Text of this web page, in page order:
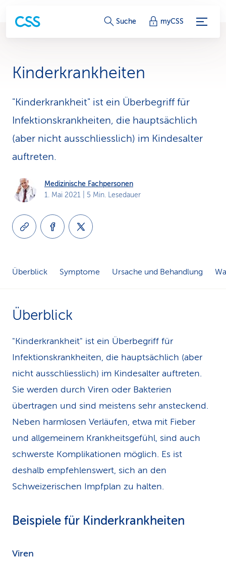
S
i
c
e
L
i
Suche myCSS
Kinderkrankheiten
"Kinderkrankheit" ist ein Überbegriff für
Infektionskrankheiten, die hauptsächlich
(aber nicht ausschliesslich) im Kindesalter
auftreten.
Medizinische Fachpersonen
1. Mai 2021 | 5 Min. Lesedauer
Überblick Symptome Ursache und Behandlung
Überblick
"Kinderkrankheit" ist ein Überbegriff für
Infektionskrankheiten, die hauptsächlich (aber
nicht ausschliesslich) im Kindesalter auftreten.
Sie werden durch Viren oder Bakterien
übertragen und sind meistens sehr ansteckend.
Neben harmlosen Verläufen, etwa mit Fieber
und allgemeinem Krankheitsgefühl, sind auch
schwerste Komplikationen möglich. Es ist
deshalb empfehlenswert, sich an den
Schweizerischen Impfplan zu halten.
Beispiele für Kinderkrankheiten
Viren